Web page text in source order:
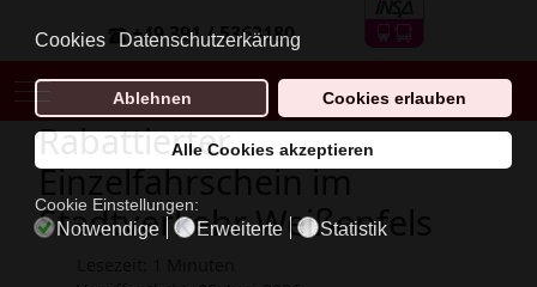
Cookies Datenschutzerkärung
Ablehnen Cookies erlauben
Alle Cookies akzeptieren
Cookie Einstellungen:
Notwendige Erweiterte Statistik
+49 391 / 5363180
Mobile Menu Toggle
Rabattierter
Einzelfahrschein im
Stadtverkehr Weißenfels